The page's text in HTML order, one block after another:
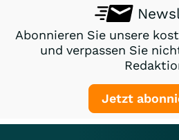
Abonnieren Sie unsere
und verpassen Sie
Jetzt